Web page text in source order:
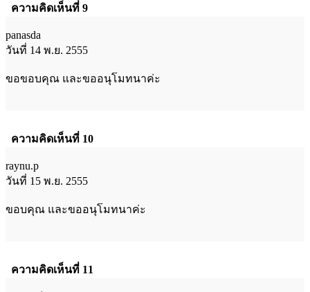
ความคิดเห็นที่ 9
panasda
วันที่ 14 พ.ย. 2555
ขอขอบคุณ และขออนุโมทนาค่ะ
ความคิดเห็นที่ 10
raynu.p
วันที่ 15 พ.ย. 2555
ขอบคุณ และขออนุโมทนาค่ะ
ความคิดเห็นที่ 11